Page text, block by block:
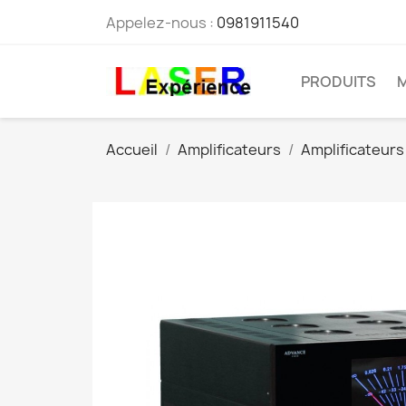
Appelez-nous : 0981911540
PRODUITS
Accueil Amplificateurs Amplificateurs